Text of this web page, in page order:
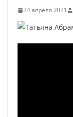
24 апреля 2021